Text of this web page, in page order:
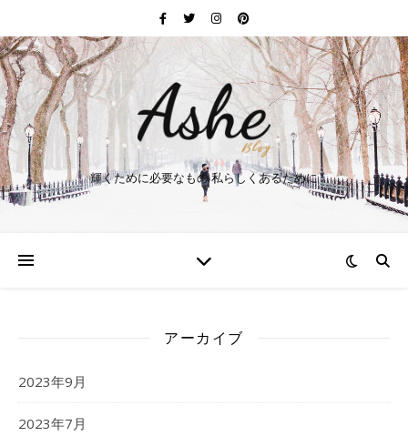
輝くために必要なもの 私らしくあるために
アーカイブ
2023年9月
2023年7月